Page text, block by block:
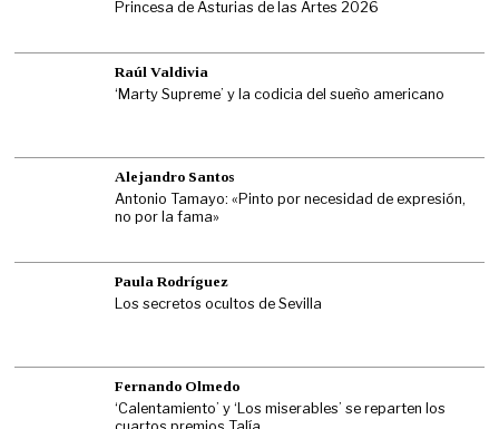
Princesa de Asturias de las Artes 2026
Raúl Valdivia
‘Marty Supreme’ y la codicia del sueño americano
Alejandro Santos
Antonio Tamayo: «Pinto por necesidad de expresión,
no por la fama»
Paula Rodríguez
Los secretos ocultos de Sevilla
Fernando Olmedo
‘Calentamiento’ y ‘Los miserables’ se reparten los
cuartos premios Talía